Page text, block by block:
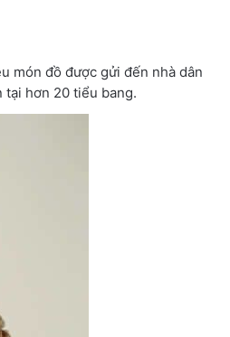
món đồ được gửi đến nhà dân
tại hơn 20 tiểu bang.